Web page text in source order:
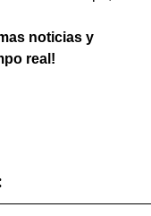
noticias y
real!